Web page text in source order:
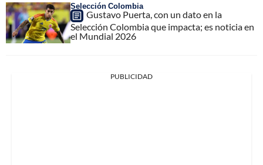
Selección Colombia
Gustavo Puerta, con un dato en la
Selección Colombia que impacta; es noticia en
el Mundial 2026
PUBLICIDAD